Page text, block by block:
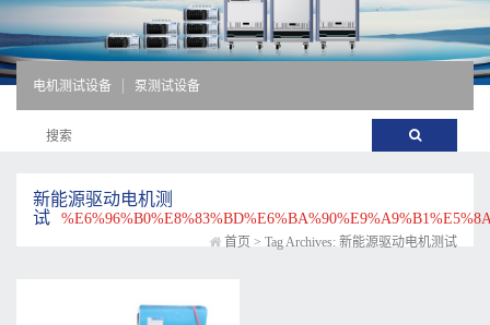
电机测试设备 泵测试设备
新能源驱动电机测
试
首页 > Tag Archives: 新能源驱动电机测试